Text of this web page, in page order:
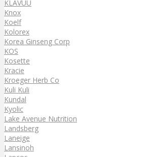
KLAVUU
Knox
Koelf
Kolorex
Korea Ginseng Corp
KOS
Kosette
Kracie
Kroeger Herb Co
Kuli Kuli
Kundal
Kyolic
Lake Avenue Nutrition
Landsberg
Laneige
Lansinoh